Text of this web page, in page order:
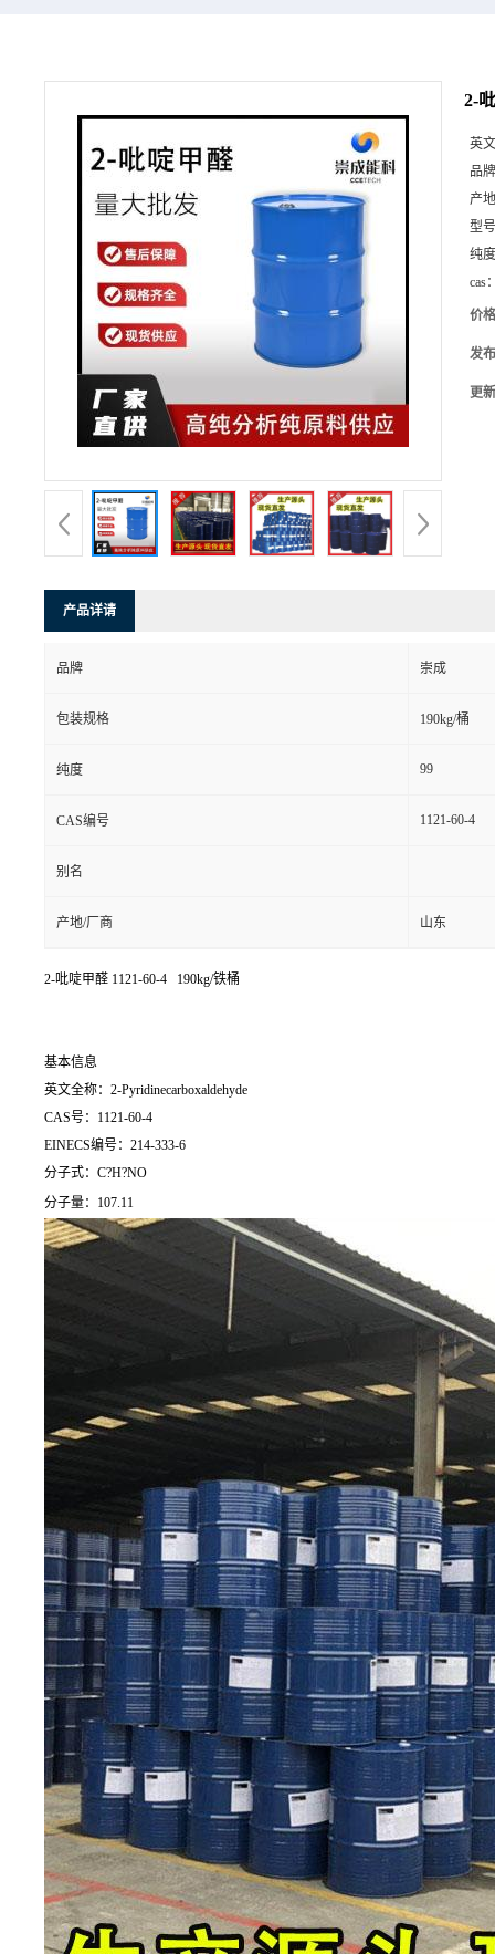
2-
英
品
产
型
纯
cas
价
发
更
产品详请
品牌 崇成
包装规格 190kg/桶
纯度 99
CAS编号 1121-60-4
别名
产地/厂商 山东
2-吡啶甲醛 1121-60-4 190kg/铁桶
基本信息
英文全称：2-Pyridinecarboxaldehyde
CAS号：1121-60-4
EINECS编号：214-333-6
分子式：C?H?NO
分子量：107.11